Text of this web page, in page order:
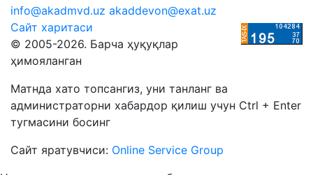
info@akadmvd.uz akaddevon@exat.uz
Сайт харитаси
© 2005-2026. Барча ҳуқуқлар
ҳимояланган
Матнда хато топсангиз, уни танланг ва
администраторни хабардор қилиш учун Ctrl + Enter
тугмасини босинг
Сайт яратувчиси: Online Service Group